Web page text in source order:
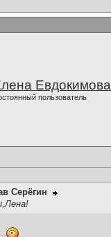
Евдокимова
пользователь
Серёгин